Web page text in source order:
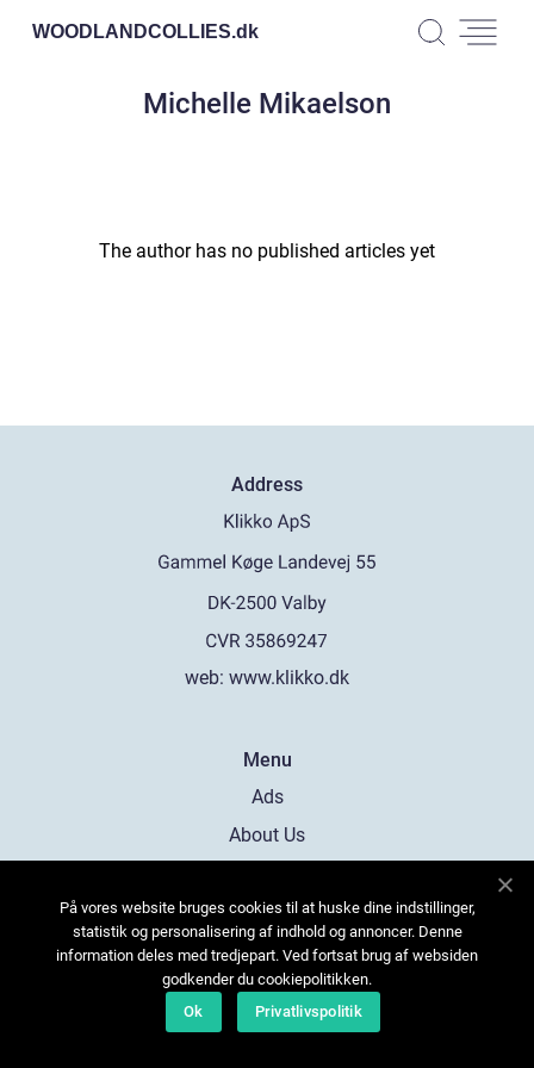
WOODLANDCOLLIES.dk
Michelle Mikaelson
The author has no published articles yet
Address
web: www.klikko.dk
Menu
Ads
About Us
Contact
Sitemap
På vores website bruges cookies til at huske dine indstillinger,
statistik og personalisering af indhold og annoncer. Denne
information deles med tredjepart. Ved fortsat brug af websiden
godkender du cookiepolitikken.
Ok
Privatlivspolitik